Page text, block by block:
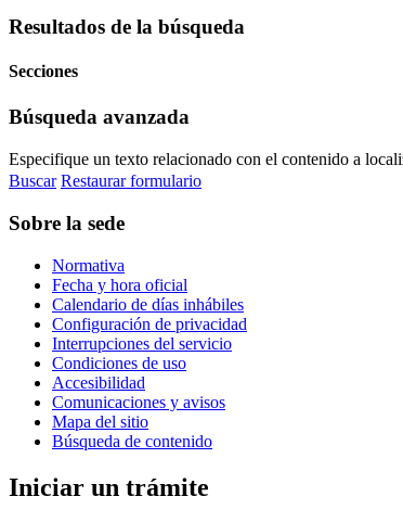
Resultados de la búsqueda
Secciones
Búsqueda avanzada
Especifique un texto relacionado con el contenido a
Buscar Restaurar formulario
Sobre la sede
Normativa
Fecha y hora oficial
Calendario de días inhábiles
Configuración de privacidad
Interrupciones del servicio
Condiciones de uso
Accesibilidad
Comunicaciones y avisos
Mapa del sitio
Búsqueda de contenido
Iniciar un trámite